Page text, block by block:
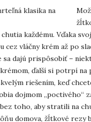
každému. Vďaka
cez vláčny krém až po
sa dajú prispôsobiť –
ďalší si potrpí
riešením, keď
dojmom „poctivého“
toho, aby stratili na
domova, žĺtkové rezy